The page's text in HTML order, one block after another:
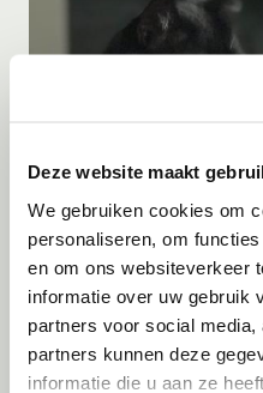
Deze website maakt
We gebruiken cookies om
personaliseren, om
en om ons websiteverkeer
informatie over uw gebruik
partners voor social
partners kunnen deze
informatie die u aan ze
Adoptie 07-08-2026
Klaas
Waalre